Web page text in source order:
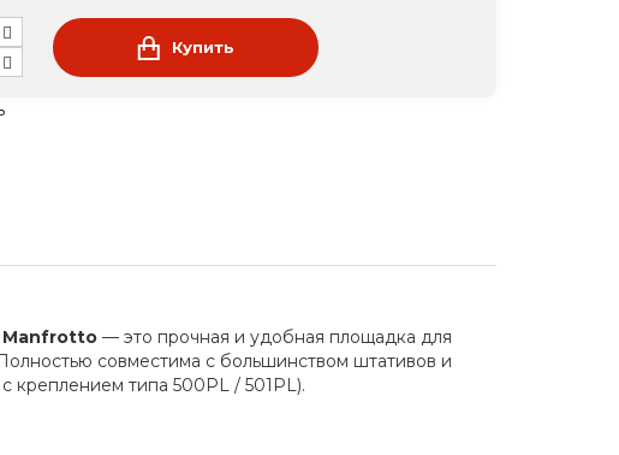
Купить
Manfrotto— это прочная и удобная площадка для
совместима с большинством штативов и
креплением типа 500PL / 501PL).